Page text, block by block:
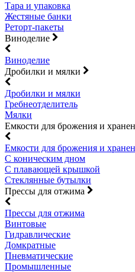
Тара и упаковка
Жестяные банки
Реторт-пакеты
Виноделие
Виноделие
Дробилки и мялки
Дробилки и мялки
Гребнеотделитель
Мялки
Емкости для брожения и
Емкости для брожения и
С коническим дном
С плавающей крышкой
Стеклянные бутылки
Прессы для отжима
Прессы для отжима
Винтовые
Гидравлические
Домкратные
Пневматические
Промышленные